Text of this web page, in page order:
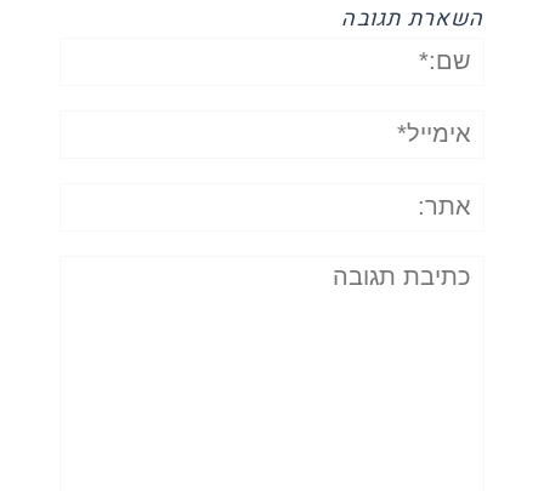
השארת תגובה
שם:*
אימייל*
אתר:
תגובה